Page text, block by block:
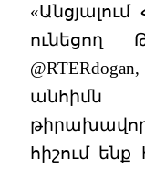
ունեցող
հիշում